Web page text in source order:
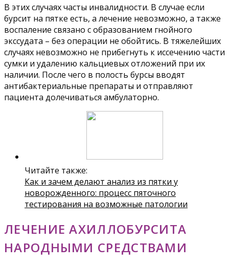
В этих случаях часты инвалидности. В случае если
бурсит на пятке есть, а лечение невозможно, а также
воспаление связано с образованием гнойного
экссудата – без операции не обойтись. В тяжелейших
случаях невозможно не прибегнуть к иссечению части
сумки и удалению кальциевых отложений при их
наличии. После чего в полость бурсы вводят
антибактериальные препараты и отправляют
пациента долечиваться амбулаторно.
Читайте также:
Как и зачем делают анализ из пятки у
новорожденного: процесс пяточного
тестирования на возможные патологии
ЛЕЧЕНИЕ АХИЛЛОБУРСИТА
НАРОДНЫМИ СРЕДСТВАМИ